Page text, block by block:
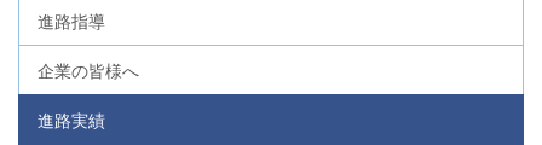
進路指導
企業の皆様へ
進路実績